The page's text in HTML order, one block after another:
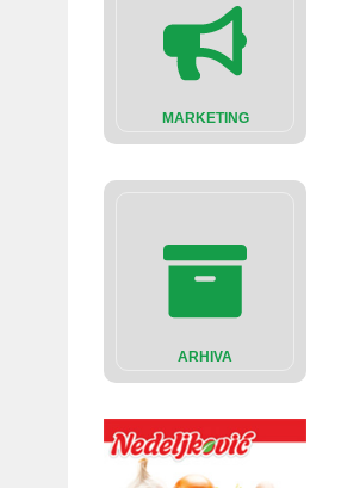
MARKETING
ARHIVA